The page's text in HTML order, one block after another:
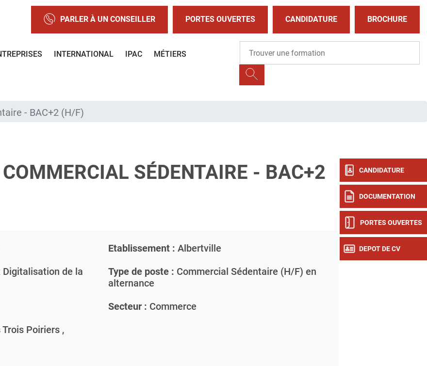
PARLER À UN CONSEILLER PORTES OUVERTES CANDIDATURE BROCHURE
INTERNATIONAL IPAC MÉTIERS
CANDIDATURE
DOCUMENTATION
PORTES OUVERTES
DEPOT DE CV
- BAC+2 (H/F)
SÉDENTAIRE - BAC+2
Etablissement : Albertville
de la
Type de poste : Commercial Sédentaire (H/F) en
alternance
Secteur : Commerce
Poiriers ,